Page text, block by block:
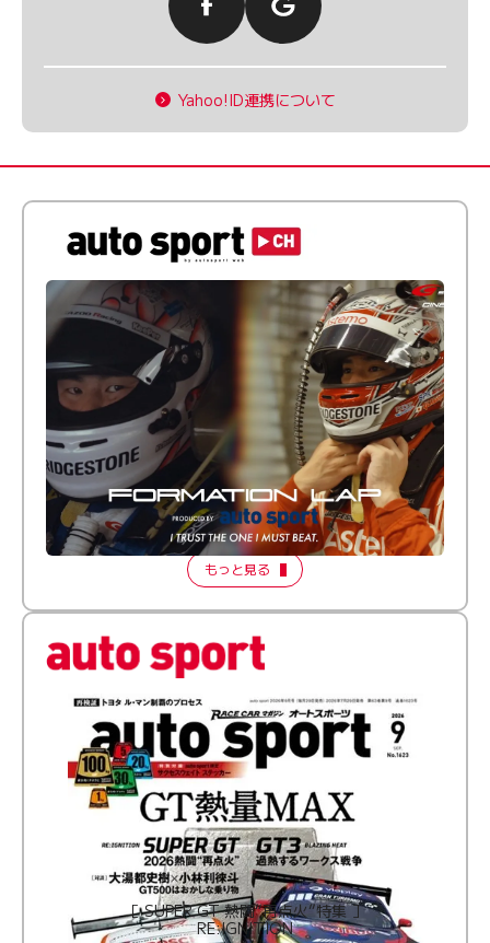
Yahoo!ID連携について
倒す相手を、信じてる。小林利徠斗 × 野村勇斗
【FORMATION LAP Produced by auto sport】
2026 Episode 2
もっと見る
［ SUPER GT 熱闘“再点火”特集 ］
RE:IGNITION